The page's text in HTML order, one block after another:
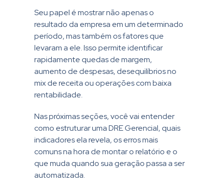
Seu papel é mostrar não apenas o
resultado da empresa em um determinado
período, mas também os fatores que
levaram a ele. Isso permite identificar
rapidamente quedas de margem,
aumento de despesas, desequilíbrios no
mix de receita ou operações com baixa
rentabilidade.
Nas próximas seções, você vai entender
como estruturar uma DRE Gerencial, quais
indicadores ela revela, os erros mais
comuns na hora de montar o relatório e o
que muda quando sua geração passa a ser
automatizada.